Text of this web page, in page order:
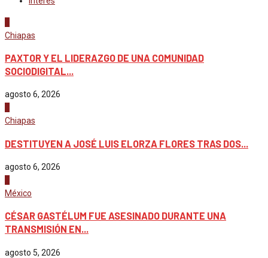
Chiapas
PAXTOR Y EL LIDERAZGO DE UNA COMUNIDAD
SOCIODIGITAL...
agosto 6, 2026
Chiapas
DESTITUYEN A JOSÉ LUIS ELORZA FLORES TRAS DOS...
agosto 6, 2026
México
CÉSAR GASTÉLUM FUE ASESINADO DURANTE UNA
TRANSMISIÓN EN...
agosto 5, 2026